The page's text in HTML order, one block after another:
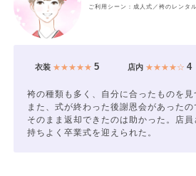
ご利用シーン：成人式／袴のレンタル
衣装★★★★★ 5 店内★★★★☆ 4
袴の種類も多く、自分に合ったものを見
また、式が終わった後謝恩会があった
そのまま返却できたのは助かった。店
持ちよく卒業式を迎えられた。